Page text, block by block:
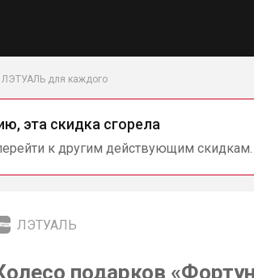
ЛЭТУАЛЬ для каждого
эта скидка сгорела
к другим действующим скидкам.
ЛЭТУАЛЬ
подарков